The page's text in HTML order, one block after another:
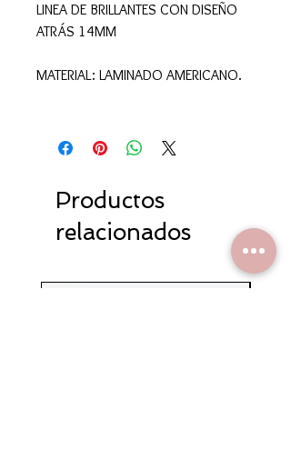
LINEA DE BRILLANTES CON DISEÑO
ATRÁS 14MM
MATERIAL: LAMINADO AMERICANO.
Productos
relacionados